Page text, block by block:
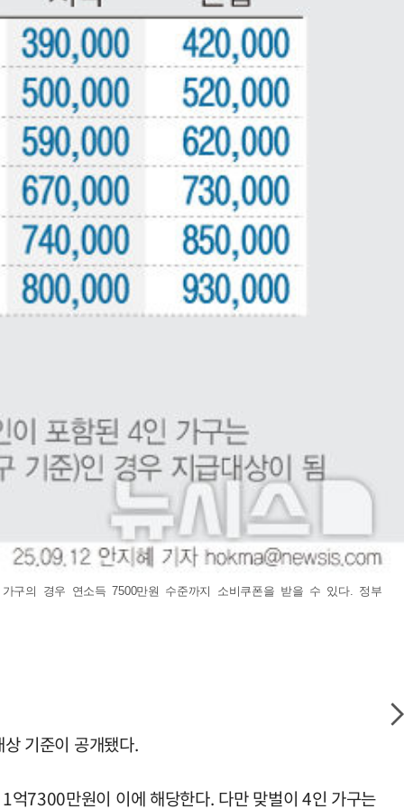
구의 경우 연소득 7500만원 수준까지 소비쿠폰을 받을 수 있다. 정부
기준이 공개됐다.
억7300만원이 이에 해당한다. 다만 맞벌이 4인 가구는